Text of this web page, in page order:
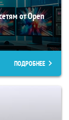
от Open
ПОДРОБНЕЕ